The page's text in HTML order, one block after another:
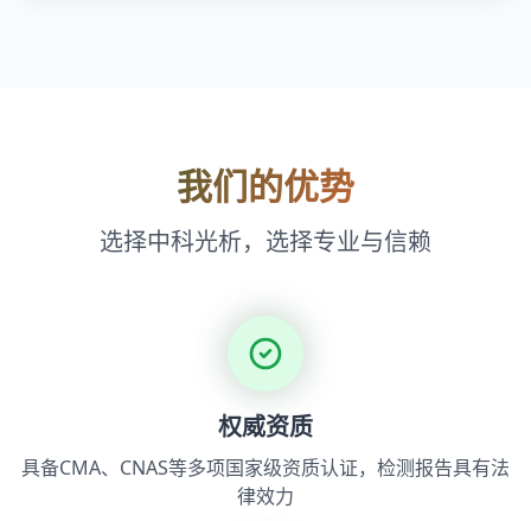
我们的优势
选择中科光析，选择专业与信赖
权威资质
具备CMA、CNAS等多项国家级资质认证，检测报告具有法
律效力